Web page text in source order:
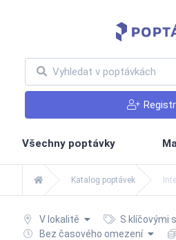
Všechny poptávky
Katalog poptávek
V lokalitě
S klíčovými
Bez časového omezení